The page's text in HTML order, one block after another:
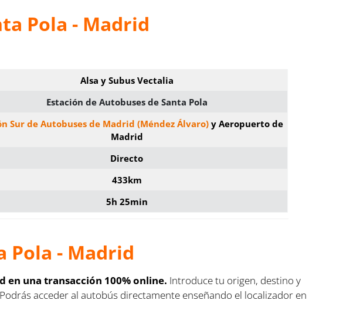
Pola - Madrid
Alsa y Subus Vectalia
Estación de Autobuses de Santa Pola
Sur de Autobuses de Madrid (Méndez Álvaro) y Aeropuerto de
Madrid
Directo
433km
5h 25min
Pola - Madrid
en una transacción 100% online. Introduce tu origen, destino y
acceder al autobús directamente enseñando el localizador en